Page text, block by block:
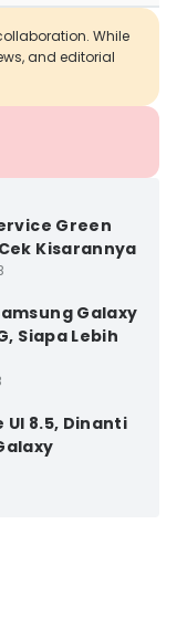
While
and editorial
Green
Kisarannya
Galaxy
Siapa Lebih
UI 8.5, Dinanti